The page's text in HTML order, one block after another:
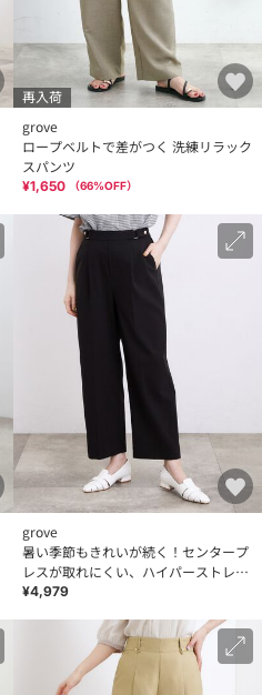
再入荷
grove
ロープベルトで差がつく 洗練リラック
スパンツ
¥1,650 （66%OFF）
grove
暑い季節もきれいが続く！センタープ
レスが取れにくい、ハイパーストレッ
チワイドパンツ
¥4,979